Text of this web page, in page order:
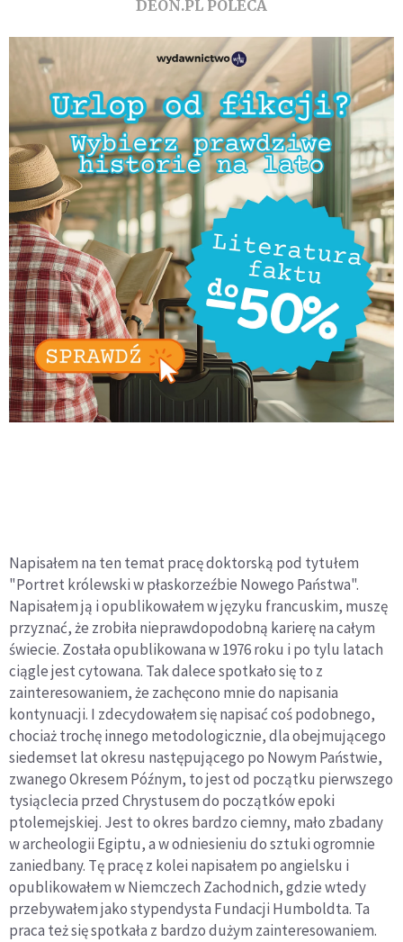
DEON.PL POLECA
Napisałem na ten temat pracę doktorską pod tytułem
"Portret królewski w płaskorzeźbie Nowego Państwa".
Napisałem ją i opublikowałem w języku francuskim, muszę
przyznać, że zrobiła nieprawdopodobną karierę na całym
świecie. Została opublikowana w 1976 roku i po tylu latach
ciągle jest cytowana. Tak dalece spotkało się to z
zainteresowaniem, że zachęcono mnie do napisania
kontynuacji. I zdecydowałem się napisać coś podobnego,
chociaż trochę innego metodologicznie, dla obejmującego
siedemset lat okresu następującego po Nowym Państwie,
zwanego Okresem Późnym, to jest od początku pierwszego
tysiąclecia przed Chrystusem do początków epoki
ptolemejskiej. Jest to okres bardzo ciemny, mało zbadany
w archeologii Egiptu, a w odniesieniu do sztuki ogromnie
zaniedbany. Tę pracę z kolei napisałem po angielsku i
opublikowałem w Niemczech Zachodnich, gdzie wtedy
przebywałem jako stypendysta Fundacji Humboldta. Ta
praca też się spotkała z bardzo dużym zainteresowaniem.